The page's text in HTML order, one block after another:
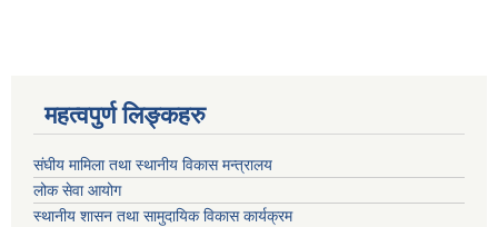
महत्वपुर्ण लिङ्कहरु
संघीय मामिला तथा स्थानीय विकास मन्त्रालय
लोक सेवा आयोग
स्थानीय शासन तथा सामुदायिक विकास कार्यक्रम